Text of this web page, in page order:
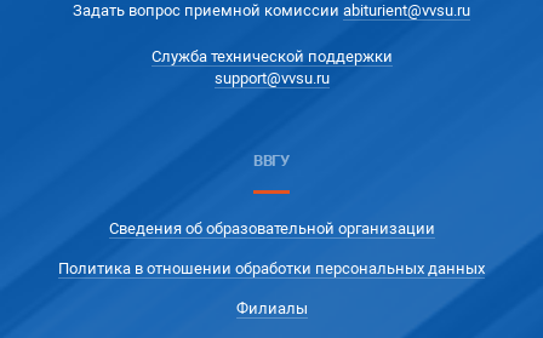
Задать вопрос приемной комиссии abiturient@vvsu.ru
Служба технической поддержки
support@vvsu.ru
ВВГУ
Сведения об образовательной организации
Политика в отношении обработки персональных данных
Филиалы